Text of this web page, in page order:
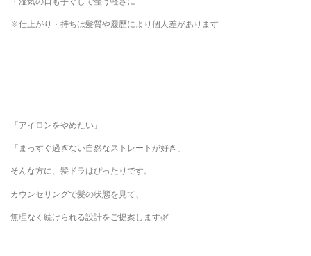
※仕上がり・持ちは髪質や履歴により個人差があります
「アイロンをやめたい」
「まっすぐ過ぎない自然なストレートが好き」
そんな方に、髪ドラはぴったりです。
カウンセリングで髪の状態を見て、
無理なく続けられる設計をご提案します🌿